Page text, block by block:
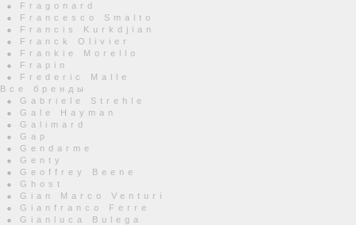
Fragonard
Francesco Smalto
Francis Kurkdjian
Franck Olivier
Frankie Morello
Frapin
Frederic Malle
Все бренды
Gabriele Strehle
Gale Hayman
Galimard
Gap
Gendarme
Genty
Geoffrey Beene
Ghost
Gian Marco Venturi
Gianfranco Ferre
Gianluca Bulega